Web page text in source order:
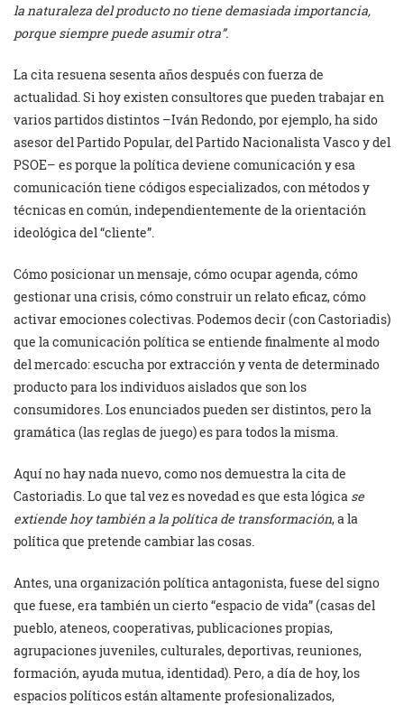
la naturaleza del producto no tiene demasiada importancia,
porque siempre puede asumir otra”.
La cita resuena sesenta años después con fuerza de
actualidad. Si hoy existen consultores que pueden trabajar en
varios partidos distintos –Iván Redondo, por ejemplo, ha sido
asesor del Partido Popular, del Partido Nacionalista Vasco y del
PSOE– es porque la política deviene comunicación y esa
comunicación tiene códigos especializados, con métodos y
técnicas en común, independientemente de la orientación
ideológica del “cliente”.
Cómo posicionar un mensaje, cómo ocupar agenda, cómo
gestionar una crisis, cómo construir un relato eficaz, cómo
activar emociones colectivas. Podemos decir (con Castoriadis)
que la comunicación política se entiende finalmente al modo
del mercado: escucha por extracción y venta de determinado
producto para los individuos aislados que son los
consumidores. Los enunciados pueden ser distintos, pero la
gramática (las reglas de juego) es para todos la misma.
Aquí no hay nada nuevo, como nos demuestra la cita de
Castoriadis. Lo que tal vez es novedad es que esta lógica se
extiende hoy también a la política de transformación, a la
política que pretende cambiar las cosas.
Antes, una organización política antagonista, fuese del signo
que fuese, era también un cierto “espacio de vida” (casas del
pueblo, ateneos, cooperativas, publicaciones propias,
agrupaciones juveniles, culturales, deportivas, reuniones,
formación, ayuda mutua, identidad). Pero, a día de hoy, los
espacios políticos están altamente profesionalizados,